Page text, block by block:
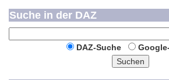
Suche in der DAZ
DAZ-Suche
Suchen